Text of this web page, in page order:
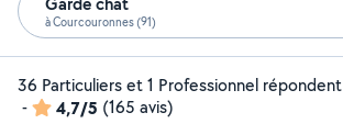
à Courcouronnes (91)
36 Particuliers et 1 Professionnel répondent
-
4,7/5 (165 avis)